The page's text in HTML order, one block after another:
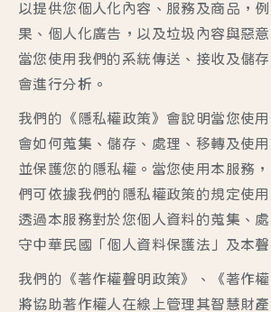
以提供您個人化內容、服務及商品，
果、個人化廣告，以及垃圾內容與惡
當您使用我們的系統傳送、接收及儲
會進行分析。
我們的《隱私權政策》會說明當您使
會如何蒐集、儲存、處理、移轉及使用
並保護您的隱私權。當您使用本服務
們可依據我們的隱私權政策的規定使
透過本服務對於您個人資料的蒐集、
守中華民國「個人資料保護法」及本聲
我們的《著作權聲明政策》、《著作權
將協助著作權人在線上管理其智慧財